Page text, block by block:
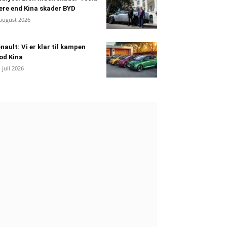
end Kina skader BYD
2026
Vi er klar til kampen
Kina
juli 2026